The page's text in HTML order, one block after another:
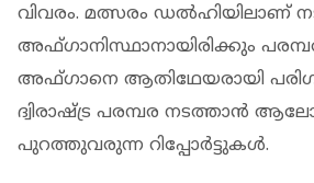
വിവരം. മത്സരം ഡൽഹിയിലാണ്
അഫ്ഗാനിസ്ഥാനായിരിക്കും
അഫ്ഗാനെ ആതിഥേയരായി
ദ്വിരാഷ്ട്ര പരമ്പര നടത്താൻ
പുറത്തുവരുന്ന റിപ്പോർട്ടുകൾ.